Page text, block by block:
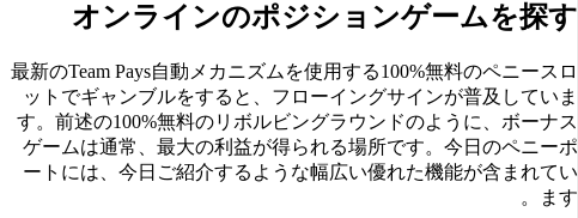
オンラインのポジションゲームを探す
最新のTeam Pays自動メカニズムを使用する100%無料のペニースロ
ットでギャンブルをすると、フローイングサインが普及していま
す。前述の100%無料のリボルビングラウンドのように、ボーナス
ゲームは通常、最大の利益が得られる場所です。今日のペニーポ
ートには、今日ご紹介するような幅広い優れた機能が含まれてい
ます。